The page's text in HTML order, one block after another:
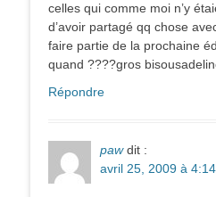
celles qui comme moi n’y
d’avoir partagé qq chose
faire partie de la prochaine
quand ????gros
Répondre
paw dit :
avril 25, 2009 à